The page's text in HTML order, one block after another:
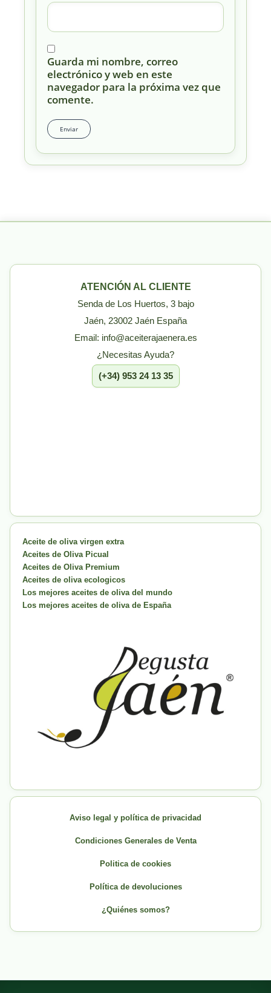
Guarda mi nombre, correo
electrónico y web en este
navegador para la próxima vez que
comente.
ATENCIÓN AL CLIENTE
Senda de Los Huertos, 3 bajo
Jaén, 23002 Jaén España
Email: info@aceiterajaenera.es
¿Necesitas Ayuda?
(+34) 953 24 13 35
Aceite de oliva virgen extra
Aceites de Oliva Picual
Aceites de Oliva Premium
Aceites de oliva ecologicos
Los mejores aceites de oliva del mundo
Los mejores aceites de oliva de España
Aviso legal y política de privacidad
Condiciones Generales de Venta
Politica de cookies
Política de devoluciones
¿Quiénes somos?